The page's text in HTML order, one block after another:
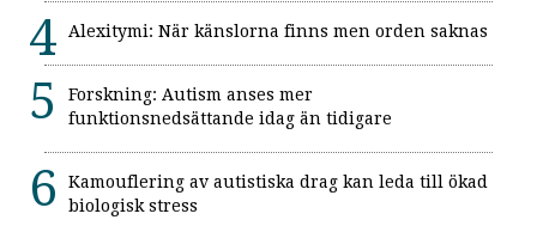
Alexitymi: När känslorna finns men orden saknas
Forskning: Autism anses mer
funktionsnedsättande idag än tidigare
Kamouflering av autistiska drag kan leda till ökad
biologisk stress